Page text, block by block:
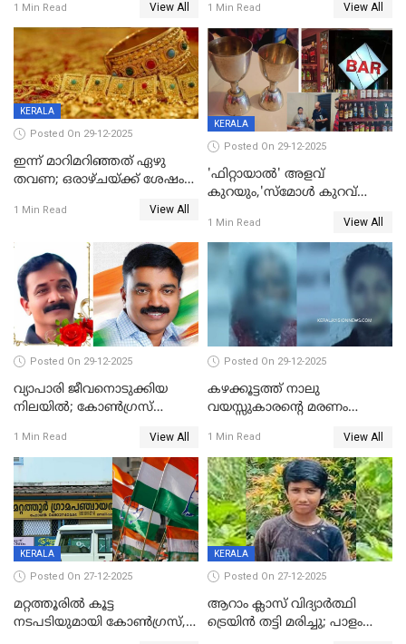
പരിക്ക്; പാളം മറികടന്ന
യുവാവ് ട്രെയിന്‍ തട്ടി മരിച്ചു
1 Min Read View All
കുട്ടികൾക്കൊപ്പം
കളിക്കുന്നതിനിടെ
1 Min Read View All
KERALA
Posted On 29-12-2025
ഇന്ന് മാറിമറിഞ്ഞത് ഏഴു
തവണ; ഒരാഴ്ചയ്ക്ക് ശേഷം
1 Min Read View All
KERALA
Posted On 29-12-2025
'ഫിറ്റായാൽ' അളവ്
കുറയും,'സ്‌മോൾ കുറവ്
പിഴ
1 Min Read View All
Posted On 29-12-2025
വ്യാപാരി ജീവനൊടുക്കിയ
നിലയില്‍; കോണ്‍ഗ്രസ്
മാനസികപീഡനമെന്ന് കുറിപ്പ്
1 Min Read View All
Posted On 29-12-2025
കഴക്കൂട്ടത്ത് നാലു
വയസ്സുകാരന്റെ മരണം
സുഹൃത്തും പൊലീസ്
കസ്റ്റഡിയിൽ
1 Min Read View All
KERALA
Posted On 27-12-2025
മറ്റത്തൂരിൽ കൂട്ട
നടപടിയുമായി കോണ്‍ഗ്രസ്,
KERALA
Posted On 27-12-2025
ആറാം ക്ലാസ് വിദ്യാർത്ഥി
ട്രെയിൻ തട്ടി മരിച്ചു; പാളം